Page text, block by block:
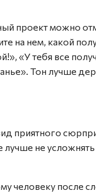
проект можно
на нем, какой
«У тебя все
Тон лучше
приятного
лучше не
человеку после